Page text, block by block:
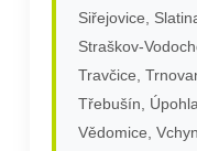
Siřejovice,
Straškov-
Travčice,
Třebušín,
Vědomice,